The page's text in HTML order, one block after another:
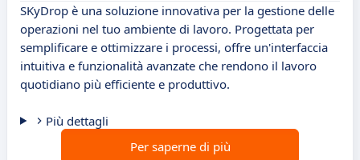
SKyDrop è una soluzione innovativa per la gestione delle
operazioni nel tuo ambiente di lavoro. Progettata per
semplificare e ottimizzare i processi, offre un'interfaccia
intuitiva e funzionalità avanzate che rendono il lavoro
quotidiano più efficiente e produttivo.
Più dettagli
Per saperne di più